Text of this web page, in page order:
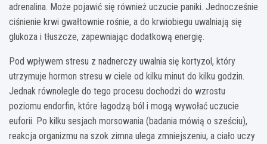
adrenalina. Może pojawić się również uczucie paniki. Jednocześnie
ciśnienie krwi gwałtownie rośnie, a do krwiobiegu uwalniają się
glukoza i tłuszcze, zapewniając dodatkową energię.
Pod wpływem stresu z nadnerczy uwalnia się kortyzol, który
utrzymuje hormon stresu w ciele od kilku minut do kilku godzin.
Jednak równolegle do tego procesu dochodzi do wzrostu
poziomu endorfin, które łagodzą ból i mogą wywołać uczucie
euforii. Po kilku sesjach morsowania (badania mówią o sześciu),
reakcja organizmu na szok zimna ulega zmniejszeniu, a ciało uczy